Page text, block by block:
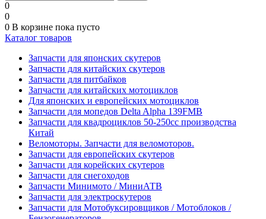
0
0
0 В корзине пока пусто
Каталог товаров
Запчасти для японских скутеров
Запчасти для китайских скутеров
Запчасти для питбайков
Запчасти для китайских мотоциклов
Для японских и европейских мотоциклов
Запчасти для мопедов Delta Alpha 139FMB
Запчасти для квадроциклов 50-250сс производства
Китай
Веломоторы. Запчасти для веломоторов.
Запчасти для европейских скутеров
Запчасти для корейских скутеров
Запчасти для снегоходов
Запчасти Минимото / МиниАТВ
Запчасти для электроскутеров
Запчасти для Мотобуксировщиков / Мотоблоков /